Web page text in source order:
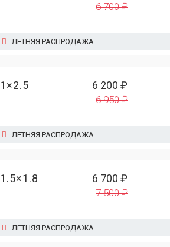
6 700 ₽
ЛЕТНЯЯ РАСПРОДАЖА
1×2.5 6 200 ₽
6 950 ₽
ЛЕТНЯЯ РАСПРОДАЖА
1.5×1.8 6 700 ₽
7 500 ₽
ЛЕТНЯЯ РАСПРОДАЖА